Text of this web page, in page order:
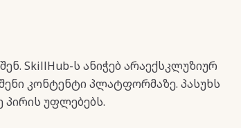
SkillHub-ს ანიჭებ არაექსკლუზიურ
კონტენტი პლატფორმაზე. პასუხს
პირის უფლებებს.